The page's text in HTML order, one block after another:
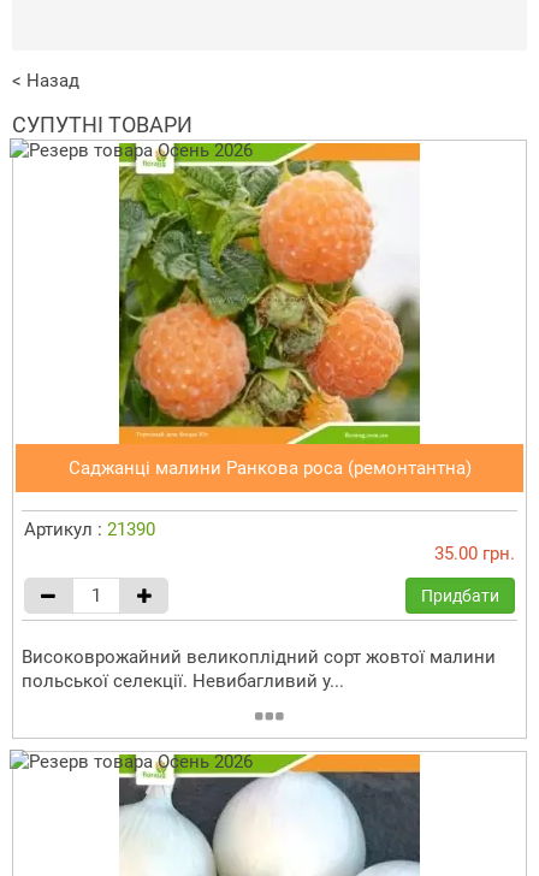
< Назад
СУПУТНІ ТОВАРИ
Саджанці малини Ранкова роса (ремонтантна)
Артикул : 21390
35.00 грн.
Придбати
Високоврожайний великоплідний сорт жовтої малини
польської селекції. Невибагливий у...